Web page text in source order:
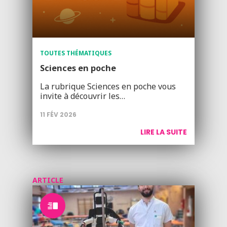
TOUTES THÉMATIQUES
Sciences en poche
La rubrique Sciences en poche vous
invite à découvrir les…
11 FÉV 2026
LIRE LA SUITE
ARTICLE